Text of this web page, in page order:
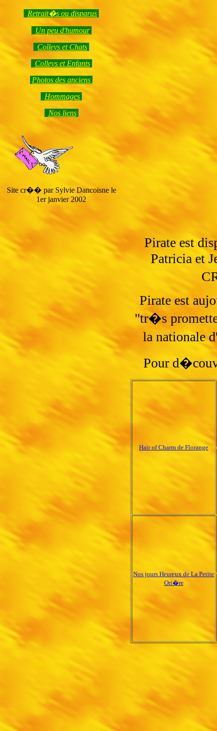
Retrait�s ou disparus
Un peu d'humour
Colleys et Chats
Colleys et Enfants
Photos des anciens
Hommages
Nos liens
Site cr�� par Sylvie Dancoisne le
1er janvier 2002
Pirate est
Patricia et
Pirate est
"tr�s
la nationale
Pour
Hair of Charm de Florange
Nos jours Heureux de La Petite
Ori�re